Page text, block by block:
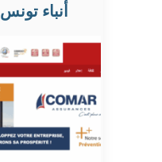
أنباء تونس 20-12-2025